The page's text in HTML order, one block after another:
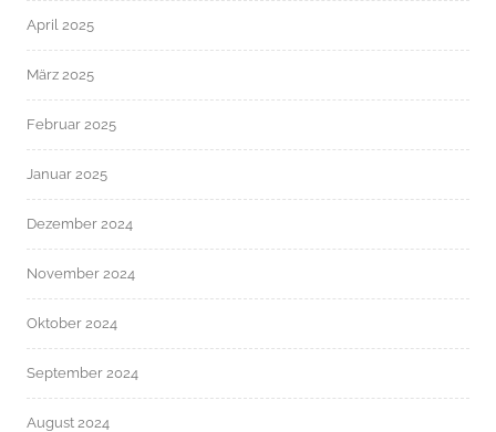
April 2025
März 2025
Februar 2025
Januar 2025
Dezember 2024
November 2024
Oktober 2024
September 2024
August 2024